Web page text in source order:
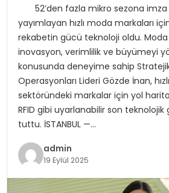
52’den fazla mikro sezona imza
yayımlayan hızlı moda markaları
rekabetin gücü teknoloji oldu.
inovasyon, verimlilik ve büyümeyi
konusunda deneyime sahip
Operasyonları Lideri Gözde İnan,
sektöründeki markalar için yol
RFID gibi uyarlanabilir son teknolojik
tuttu. İSTANBUL —…
admin
19 Eylül 2025